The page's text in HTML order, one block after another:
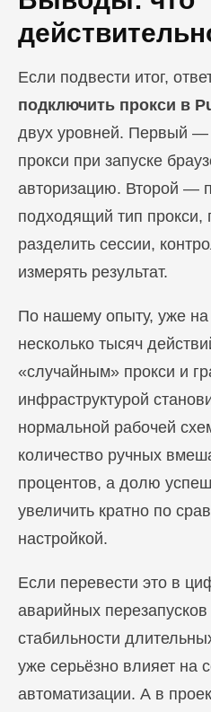
Если подвести итог,
подключить прокси в
двух уровней. Первый —
прокси при запуске
авторизацию. Второй —
подходящий тип прокси,
разделить сессии,
измерять результат.
По нашему опыту, уже на
несколько тысяч
«случайным» прокси и
инфраструктурой
нормальной рабочей
количество ручных
процентов, а долю
увеличить кратно по
настройкой.
Если перевести это в
аварийных
стабильности
уже серьёзно влияет на
автоматизации. А в